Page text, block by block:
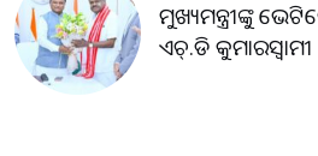
ମୁଖ୍ୟମନ୍ତ୍ରୀଙ୍କୁ
ଏଚ୍‌.ଡି କୁମାରସ୍ବାମୀ